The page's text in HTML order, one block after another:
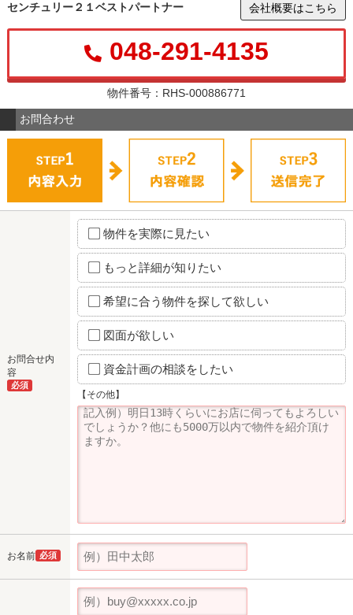
センチュリー２１ベストパートナー 会社概要はこちら
048-291-4135
物件番号：RHS-000886771
お問合わせ
お問合せ内
容
必須
物件を実際に見たい
もっと詳細が知りたい
希望に合う物件を探して欲しい
図面が欲しい
資金計画の相談をしたい
【その他】
お名前 必須